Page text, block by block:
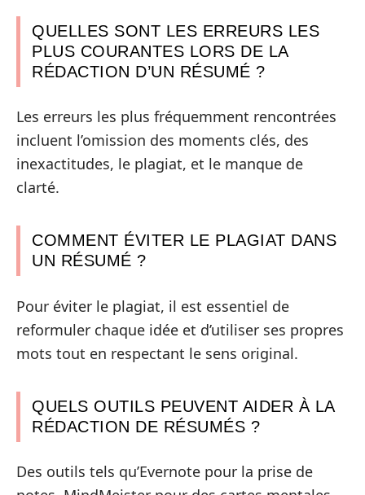
QUELLES SONT LES ERREURS LES
PLUS COURANTES LORS DE LA
RÉDACTION D’UN RÉSUMÉ ?
Les erreurs les plus fréquemment rencontrées
incluent l’omission des moments clés, des
inexactitudes, le plagiat, et le manque de
clarté.
COMMENT ÉVITER LE PLAGIAT DANS
UN RÉSUMÉ ?
Pour éviter le plagiat, il est essentiel de
reformuler chaque idée et d’utiliser ses propres
mots tout en respectant le sens original.
QUELS OUTILS PEUVENT AIDER À LA
RÉDACTION DE RÉSUMÉS ?
Des outils tels qu’Evernote pour la prise de